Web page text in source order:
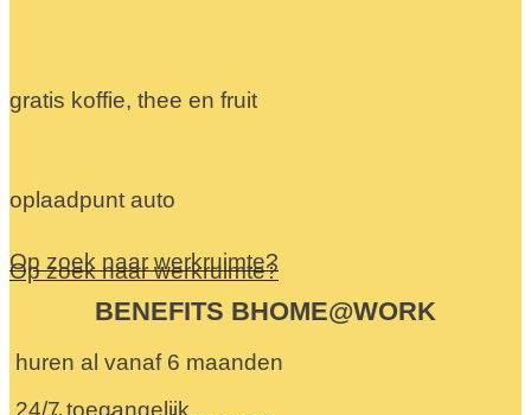
gratis koffie, thee en fruit
oplaadpunt auto
Op zoek naar werkruimte?
Op zoek naar werkruimte?
BENEFITS BHOME@WORK
huren al vanaf 6 maanden